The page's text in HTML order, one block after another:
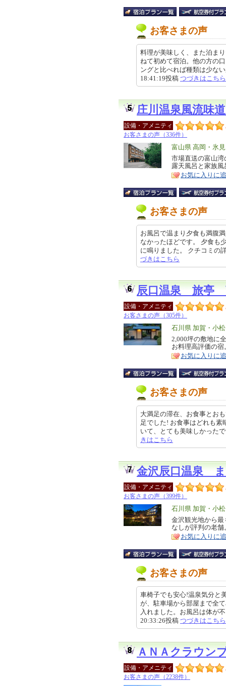
お客さまの声
料理が美味しく、また泊ま
ねて初めて宿泊。他の方の
ングと比べれば種類は少な
18:41:19投稿 つづきはこちら
庄川温泉風流味
設備・アメニティ
お客さまの声（336件）
エ
リ
ア
富山県 高岡・氷
特
徴
市場直送の富山
露天風呂と家族
お気に入りに
お客さまの声
お風呂で温まり夕食も満腹
なかったほどです。 夕食も
に鳴りました。 クチコミ
づきはこちら
辰口温泉 旅亭
設備・アメニティ
お客さまの声（305件）
エ
リ
ア
石川県 加賀・小
特
徴
2,000坪の敷地に
お料理高評価の宿
お気に入りに
お客さまの声
大満足の滞在、お食事とお
足でした! お食事はどれも素
いて、とても美味しかった
きはこちら
金沢辰口温泉
設備・アメニティ
お客さまの声（399件）
エ
リ
ア
石川県 加賀・小
特
徴
金沢観光地から
なしが評判の老
お気に入りに
お客さまの声
車椅子でも安心!温泉気分と
が、駐車場から部屋まで全
入れました。お風呂は体が
20:33:26投稿 つづきはこちら
ＡＮＡクラウン
設備・アメニティ
お客さまの声（2238件）